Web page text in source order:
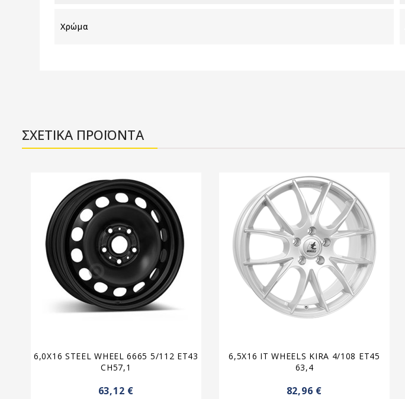
Χρώμα
ΣΧΕΤΙΚΑ ΠΡΟΪΟΝΤΑ
6,0X16 STEEL WHEEL 6665 5/112 ET43
CH57,1
63,12 €
6,5X16 IT WHEELS KIRA 4/108 ET45
63,4
82,96 €